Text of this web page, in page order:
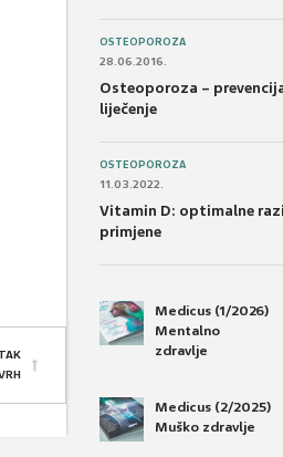
OSTEOPOROZA
28.06.2016.
Osteoporoza –
liječenje
OSTEOPOROZA
11.03.2022.
Vitamin D: optimalne
primjene
Medicus (1/2026)
Mentalno
zdravlje
Medicus (2/2025)
Muško zdravlje